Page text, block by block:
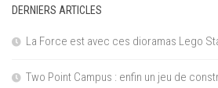
DERNIERS ARTICLES
La Force est avec ces dioramas Lego
Two Point Campus : enfin un jeu de